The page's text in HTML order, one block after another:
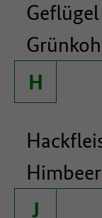
Geflügel
H
J